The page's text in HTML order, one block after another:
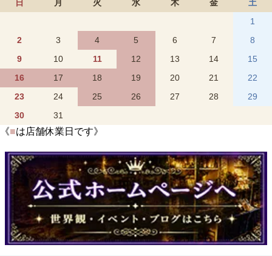
日 月 火 水 木 金
土
1
2
3 4 5 6 7
8
9
10 11 12 13 14
15
16
17 18 19 20 21
22
23
24 25 26 27 28
29
30
31
《■は店舗休業日です》